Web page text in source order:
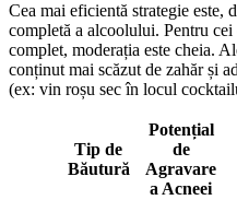
Cea mai eficientă strategie este,
completă a alcoolului. Pentru
complet, moderația este cheia.
conținut mai scăzut de zahăr și
(ex: vin roșu sec în locul
Tip de
Băutură
Potențial
de
Agravare
a Acneei